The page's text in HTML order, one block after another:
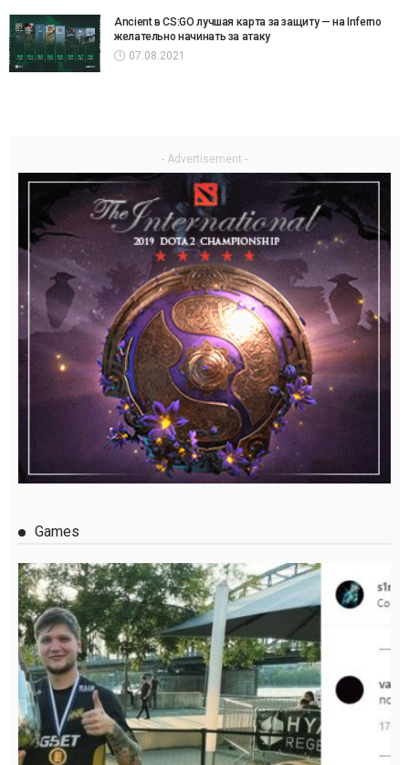
Ancient в CS:GO лучшая карта за защиту — на Inferno
желательно начинать за атаку
07.08.2021
- Advertisement -
Games